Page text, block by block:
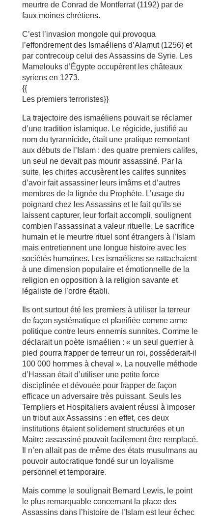
meurtre de Conrad de Montferrat (1192) par de
faux moines chrétiens.
C’est l’invasion mongole qui provoqua
l’effondrement des Ismaéliens d’Alamut (1256) et
par contrecoup celui des Assassins de Syrie. Les
Mamelouks d’Égypte occupèrent les châteaux
syriens en 1273.
{{
Les premiers terroristes}}
La trajectoire des ismaéliens pouvait se réclamer
d’une tradition islamique. Le régicide, justifié au
nom du tyrannicide, était une pratique remontant
aux débuts de l’Islam : des quatre premiers califes,
un seul ne devait pas mourir assassiné. Par la
suite, les chiites accusèrent les califes sunnites
d’avoir fait assassiner leurs imâms et d’autres
membres de la lignée du Prophète. L’usage du
poignard chez les Assassins et le fait qu’ils se
laissent capturer, leur forfait accompli, soulignent
combien l’assassinat a valeur rituelle. Le sacrifice
humain et le meurtre rituel sont étrangers à l’Islam
mais entretiennent une longue histoire avec les
sociétés humaines. Les ismaéliens se rattachaient
à une dimension populaire et émotionnelle de la
religion en opposition à la religion savante et
légaliste de l’ordre établi.
Ils ont surtout été les premiers à utiliser la terreur
de façon systématique et planifiée comme arme
politique contre leurs ennemis sunnites. Comme le
déclarait un poète ismaélien : « un seul guerrier à
pied pourra frapper de terreur un roi, posséderait-il
100 000 hommes à cheval ». La nouvelle méthode
d’Hassan était d’utiliser une petite force
disciplinée et dévouée pour frapper de façon
efficace un adversaire très puissant. Seuls les
Templiers et Hospitaliers avaient réussi à imposer
un tribut aux Assassins : en effet, ces deux
institutions étaient solidement structurées et un
Maitre assassiné pouvait facilement être remplacé.
Il n’en allait pas de même des états musulmans au
pouvoir autocratique fondé sur un loyalisme
personnel et temporaire.
Mais comme le soulignait Bernard Lewis, le point
le plus remarquable concernant la place des
Assassins dans l’histoire de l’Islam est leur échec